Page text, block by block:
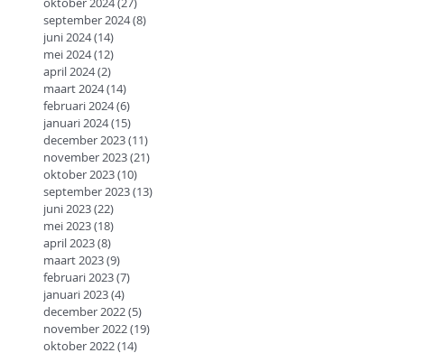
september 2024(8)
juni 2024(14)
mei 2024(12)
april 2024(2)
maart 2024(14)
februari 2024(6)
januari 2024(15)
december 2023(11)
november 2023(21)
oktober 2023(10)
september 2023(13)
juni 2023(22)
mei 2023(18)
april 2023(8)
maart 2023(9)
februari 2023(7)
januari 2023(4)
december 2022(5)
november 2022(19)
oktober 2022(14)